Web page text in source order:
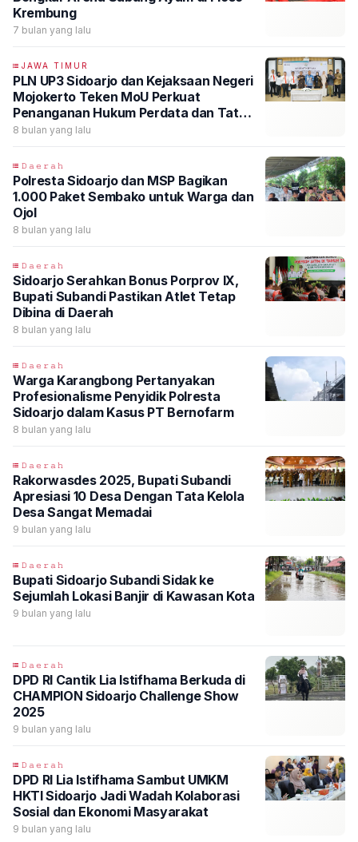
Krembung
7 bulan yang lalu
JAWA TIMUR
PLN UP3 Sidoarjo dan Kejaksaan Negeri
Mojokerto Teken MoU Perkuat
Penanganan Hukum Perdata dan Tata
Usaha Negara
8 bulan yang lalu
𝙳𝚊𝚎𝚛𝚊𝚑
Polresta Sidoarjo dan MSP Bagikan
1.000 Paket Sembako untuk Warga dan
Ojol
8 bulan yang lalu
𝙳𝚊𝚎𝚛𝚊𝚑
Sidoarjo Serahkan Bonus Porprov IX,
Bupati Subandi Pastikan Atlet Tetap
Dibina di Daerah
8 bulan yang lalu
𝙳𝚊𝚎𝚛𝚊𝚑
Warga Karangbong Pertanyakan
Profesionalisme Penyidik Polresta
Sidoarjo dalam Kasus PT Bernofarm
8 bulan yang lalu
𝙳𝚊𝚎𝚛𝚊𝚑
Rakorwasdes 2025, Bupati Subandi
Apresiasi 10 Desa Dengan Tata Kelola
Desa Sangat Memadai
9 bulan yang lalu
𝙳𝚊𝚎𝚛𝚊𝚑
Bupati Sidoarjo Subandi Sidak ke
Sejumlah Lokasi Banjir di Kawasan Kota
9 bulan yang lalu
𝙳𝚊𝚎𝚛𝚊𝚑
DPD RI Cantik Lia Istifhama Berkuda di
CHAMPION Sidoarjo Challenge Show
2025
9 bulan yang lalu
𝙳𝚊𝚎𝚛𝚊𝚑
DPD RI Lia Istifhama Sambut UMKM
HKTI Sidoarjo Jadi Wadah Kolaborasi
Sosial dan Ekonomi Masyarakat
9 bulan yang lalu